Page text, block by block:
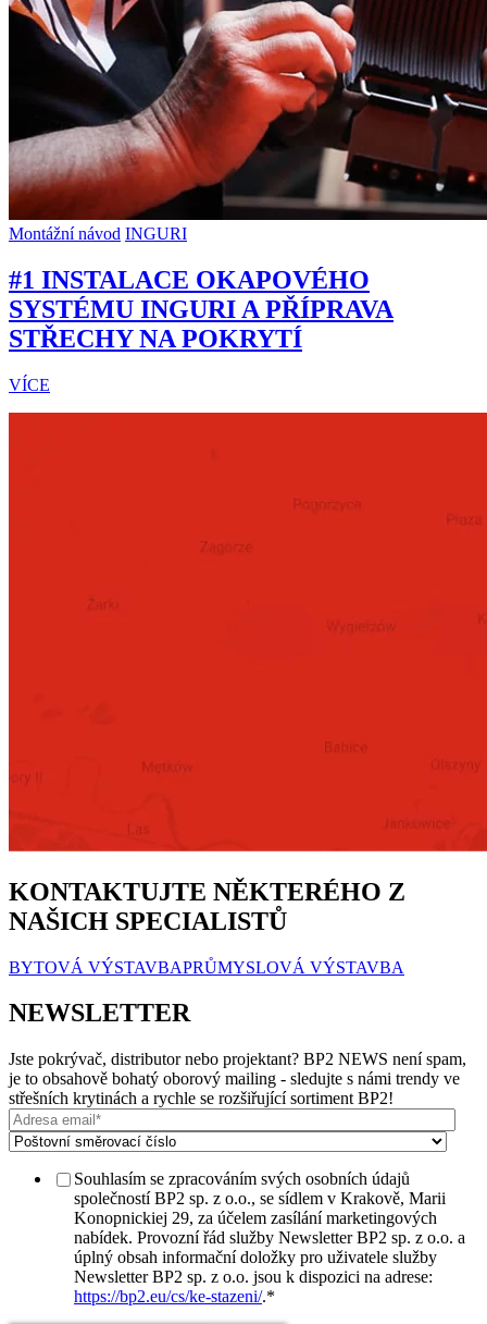
Montážní návod INGURI
#1 INSTALACE OKAPOVÉHO
SYSTÉMU INGURI A PŘÍPRAVA
STŘECHY NA POKRYTÍ
VÍCE
KONTAKTUJTE NĚKTERÉHO Z
NAŠICH SPECIALISTŮ
BYTOVÁ VÝSTAVBAPRŮMYSLOVÁ VÝSTAVBA
NEWSLETTER
Jste pokrývač, distributor nebo projektant? BP2 NEWS není spam,
je to obsahově bohatý oborový mailing - sledujte s námi trendy ve
střešních krytinách a rychle se rozšiřující sortiment BP2!
Souhlasím se zpracováním svých osobních údajů
společností BP2 sp. z o.o., se sídlem v Krakově, Marii
Konopnickiej 29, za účelem zasílání marketingových
nabídek. Provozní řád služby Newsletter BP2 sp. z o.o. a
úplný obsah informační doložky pro uživatele služby
Newsletter BP2 sp. z o.o. jsou k dispozici na adrese:
https://bp2.eu/cs/ke-stazeni/.*